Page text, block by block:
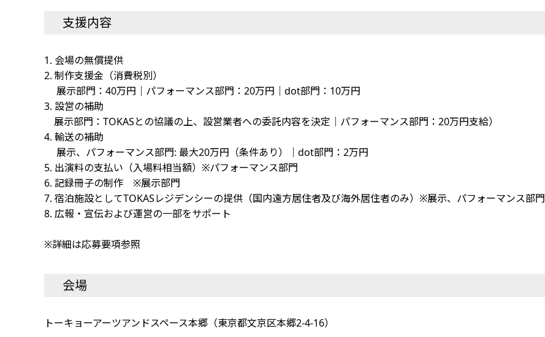
支援内容
1. 会場の無償提供
2. 制作支援金（消費税別）
展示部門：40万円｜パフォーマンス部門：20万円｜dot部門：10万円
3. 設営の補助
展示部門：TOKASとの協議の上、設営業者への委託内容を決定｜パフォーマンス部門：20万円支給）
4. 輸送の補助
展示、パフォーマンス部門: 最大20万円（条件あり）｜dot部門：2万円
5. 出演料の支払い（入場料相当額）※パフォーマンス部門
6. 記録冊子の制作 ※展示部門
7. 宿泊施設としてTOKASレジデンシーの提供（国内遠方居住者及び海外居住者のみ）※展示、パフォーマンス部門
8. 広報・宣伝および運営の一部をサポート
※詳細は応募要項参照
会場
トーキョーアーツアンドスペース本郷（東京都文京区本郷2-4-16）